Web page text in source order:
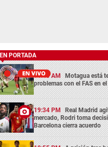
EN PORTADA
11:45 AM Motagua está
problemas con el FAS en
19:34 PM Real Madrid
mercado, Rodri toma
Barcelona cierra acuerdo